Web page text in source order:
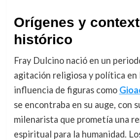
Orígenes y
histórico
Fray Dulcino nació en un
agitación religiosa y política en
influencia de figuras como
se encontraba en su auge, con
milenarista que prometía una
espiritual para la humanidad.